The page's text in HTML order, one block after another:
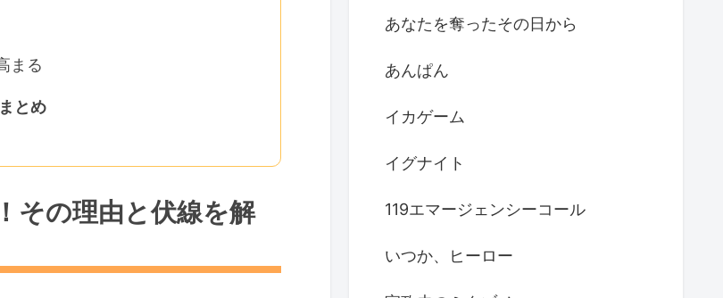
まる
とめ
その理由と伏線を解
あなたを奪ったその日から
あんぱん
イカゲーム
イグナイト
119エマージェンシーコール
いつか、ヒーロー